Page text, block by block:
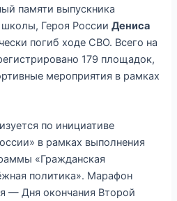
памяти выпускника
Героя РоссииДениса
погиб ходе СВО. Всего на
179 площадок,
мероприятия в рамках
по инициативе
в рамках выполнения
«Гражданская
политика». Марафон
— Дня окончания Второй